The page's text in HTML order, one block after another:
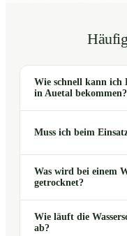
Wie schnell kann ich
in Auetal bekommen?
Muss ich beim
Was wird bei einem
getrocknet?
Wie läuft die
ab?